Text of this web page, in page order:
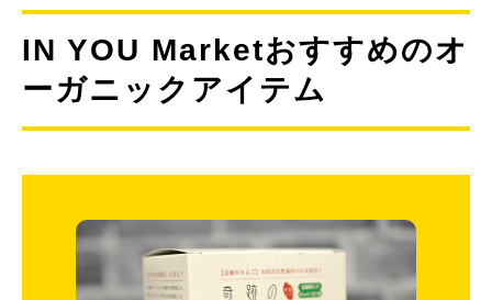
IN YOU Marketおすすめのオ
ーガニックアイテム